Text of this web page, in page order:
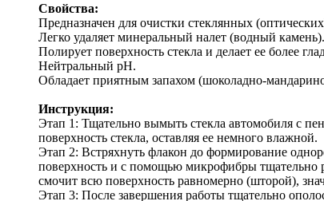
Свойства:
Предназначен для очистки стеклянных
Легко удаляет минеральный налет (водный камень).
Полирует поверхность стекла и делает ее более
Нейтральный рH.
Обладает приятным запахом (шоколадно-
Инструкция:
Этап 1: Тщательно вымыть стекла автомобиля с
поверхность стекла, оставляя ее немного влажной.
Этап 2: Встряхнуть флакон до формирование
поверхность и с помощью микрофибры тщательно
смочит всю поверхность равномерно (шторой),
Этап 3: После завершения работы тщательно